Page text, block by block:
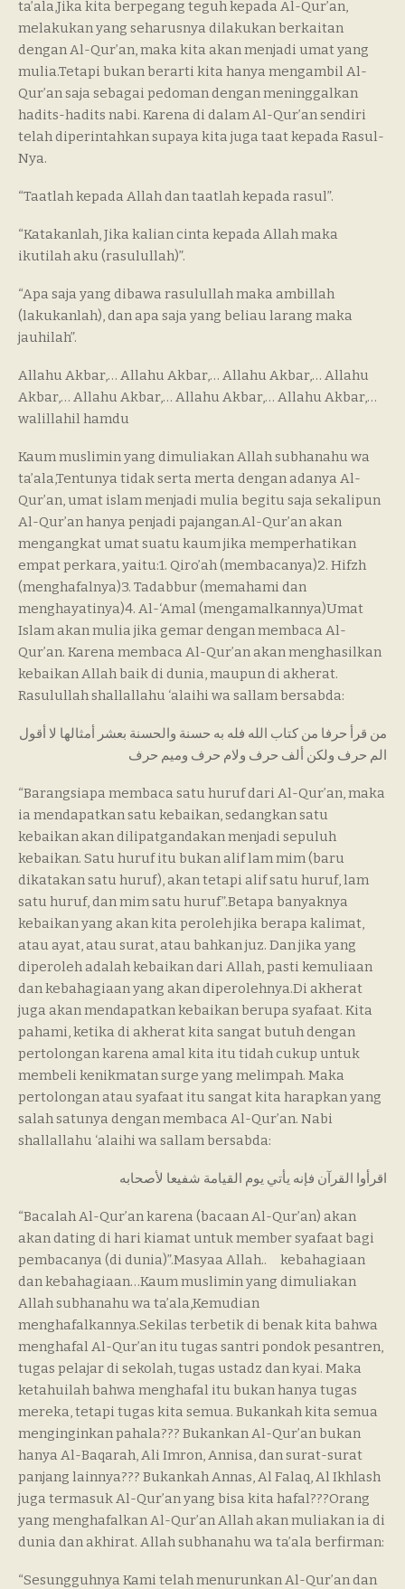
ta’ala,Jika kita berpegang teguh kepada Al-Qur’an,
melakukan yang seharusnya dilakukan berkaitan
dengan Al-Qur’an, maka kita akan menjadi umat yang
mulia.Tetapi bukan berarti kita hanya mengambil Al-
Qur’an saja sebagai pedoman dengan meninggalkan
hadits-hadits nabi. Karena di dalam Al-Qur’an sendiri
telah diperintahkan supaya kita juga taat kepada Rasul-
Nya.
“Taatlah kepada Allah dan taatlah kepada rasul”.
“Katakanlah, Jika kalian cinta kepada Allah maka
ikutilah aku (rasulullah)”.
“Apa saja yang dibawa rasulullah maka ambillah
(lakukanlah), dan apa saja yang beliau larang maka
jauhilah”.
Allahu Akbar,… Allahu Akbar,… Allahu Akbar,… Allahu
Akbar,… Allahu Akbar,… Allahu Akbar,… Allahu Akbar,…
walillahil hamdu
Kaum muslimin yang dimuliakan Allah subhanahu wa
ta’ala,Tentunya tidak serta merta dengan adanya Al-
Qur’an, umat islam menjadi mulia begitu saja sekalipun
Al-Qur’an hanya penjadi pajangan.Al-Qur’an akan
mengangkat umat suatu kaum jika memperhatikan
empat perkara, yaitu:1. Qiro’ah (membacanya)2. Hifzh
(menghafalnya)3. Tadabbur (memahami dan
menghayatinya)4. Al-‘Amal (mengamalkannya)Umat
Islam akan mulia jika gemar dengan membaca Al-
Qur’an. Karena membaca Al-Qur’an akan menghasilkan
kebaikan Allah baik di dunia, maupun di akherat.
Rasulullah shallallahu ‘alaihi wa sallam bersabda:
من قرأ حرفا من كتاب الله فله به حسنة والحسنة بعشر أمثالها لا أقول
الم حرف ولكن ألف حرف ولام حرف وميم حرف
“Barangsiapa membaca satu huruf dari Al-Qur’an, maka
ia mendapatkan satu kebaikan, sedangkan satu
kebaikan akan dilipatgandakan menjadi sepuluh
kebaikan. Satu huruf itu bukan alif lam mim (baru
dikatakan satu huruf), akan tetapi alif satu huruf, lam
satu huruf, dan mim satu huruf”.Betapa banyaknya
kebaikan yang akan kita peroleh jika berapa kalimat,
atau ayat, atau surat, atau bahkan juz. Dan jika yang
diperoleh adalah kebaikan dari Allah, pasti kemuliaan
dan kebahagiaan yang akan diperolehnya.Di akherat
juga akan mendapatkan kebaikan berupa syafaat. Kita
pahami, ketika di akherat kita sangat butuh dengan
pertolongan karena amal kita itu tidah cukup untuk
membeli kenikmatan surge yang melimpah. Maka
pertolongan atau syafaat itu sangat kita harapkan yang
salah satunya dengan membaca Al-Qur’an. Nabi
shallallahu ‘alaihi wa sallam bersabda:
اقرأوا القرآن فإنه يأتي يوم القيامة شفيعا لأصحابه
“Bacalah Al-Qur’an karena (bacaan Al-Qur’an) akan
akan dating di hari kiamat untuk member syafaat bagi
pembacanya (di dunia)”.Masyaa Allah.. kebahagiaan
dan kebahagiaan…Kaum muslimin yang dimuliakan
Allah subhanahu wa ta’ala,Kemudian
menghafalkannya.Sekilas terbetik di benak kita bahwa
menghafal Al-Qur’an itu tugas santri pondok pesantren,
tugas pelajar di sekolah, tugas ustadz dan kyai. Maka
ketahuilah bahwa menghafal itu bukan hanya tugas
mereka, tetapi tugas kita semua. Bukankah kita semua
menginginkan pahala??? Bukankan Al-Qur’an bukan
hanya Al-Baqarah, Ali Imron, Annisa, dan surat-surat
panjang lainnya??? Bukankah Annas, Al Falaq, Al Ikhlash
juga termasuk Al-Qur’an yang bisa kita hafal???Orang
yang menghafalkan Al-Qur’an Allah akan muliakan ia di
dunia dan akhirat. Allah subhanahu wa ta’ala berfirman:
“Sesungguhnya Kami telah menurunkan Al-Qur’an dan